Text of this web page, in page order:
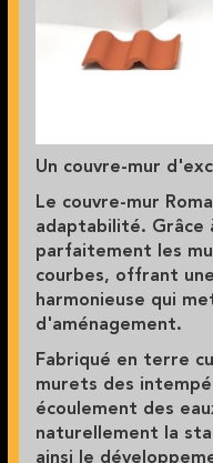
Un couvre-mur
Le couvre-mur
adaptabilité. Grâce
parfaitement les
courbes, offrant
harmonieuse qui
d'aménagement.
Fabriqué en terre
murets des
écoulement des
naturellement la
ainsi le